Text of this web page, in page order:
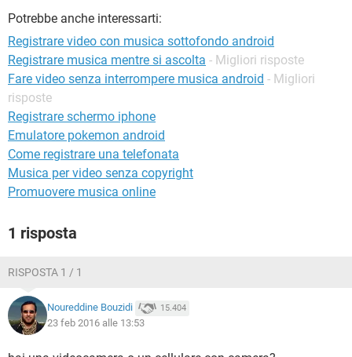
HARDWARE
Potrebbe anche interessarti:
Registrare video con musica sottofondo android
Registrare musica mentre si ascolta - Migliori risposte
Fare video senza interrompere musica android - Migliori
risposte
Registrare schermo iphone
Emulatore pokemon android
Come registrare una telefonata
Musica per video senza copyright
Promuovere musica online
1 risposta
RISPOSTA 1 / 1
Noureddine Bouzidi 15.404
23 feb 2016 alle 13:53